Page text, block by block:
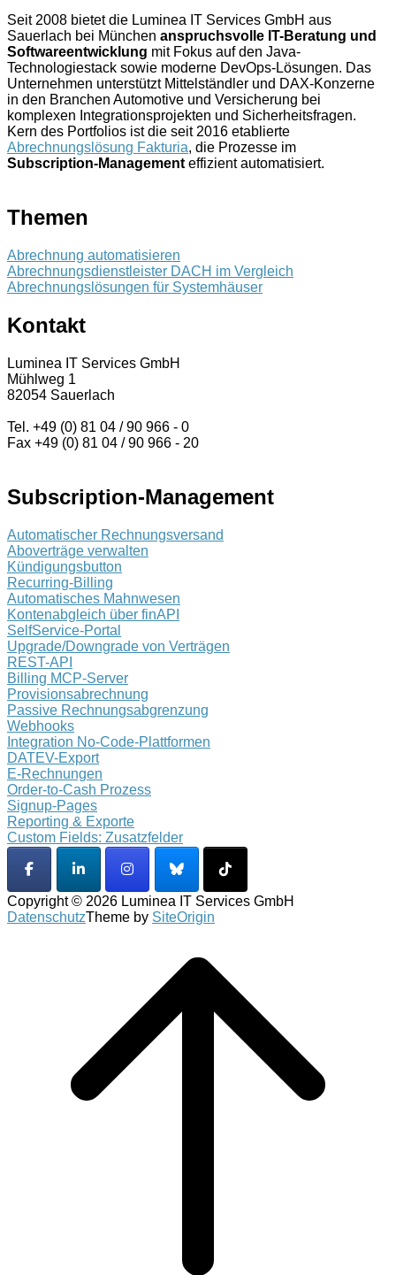
Seit 2008 bietet die Luminea IT Services GmbH aus
Sauerlach bei München anspruchsvolle IT-Beratung und
Softwareentwicklung mit Fokus auf den Java-
Technologiestack sowie moderne DevOps-Lösungen. Das
Unternehmen unterstützt Mittelständler und DAX-Konzerne
in den Branchen Automotive und Versicherung bei
komplexen Integrationsprojekten und Sicherheitsfragen.
Kern des Portfolios ist die seit 2016 etablierte
Abrechnungslösung Fakturia, die Prozesse im
Subscription-Managementeffizient automatisiert.
Themen
Abrechnung automatisieren
Abrechnungsdienstleister DACH im Vergleich
Abrechnungslösungen für Systemhäuser
Kontakt
Luminea IT Services GmbH
Mühlweg 1
82054 Sauerlach
Tel. +49 (0) 81 04 / 90 966 - 0
Fax +49 (0) 81 04 / 90 966 - 20
Subscription-Management
Automatischer Rechnungsversand
Aboverträge verwalten
Kündigungsbutton
Recurring-Billing
Automatisches Mahnwesen
Kontenabgleich über finAPI
SelfService-Portal
Upgrade/Downgrade von Verträgen
REST-API
Billing MCP-Server
Provisionsabrechnung
Passive Rechnungsabgrenzung
Webhooks
Integration No-Code-Plattformen
DATEV-Export
E-Rechnungen
Order-to-Cash Prozess
Signup-Pages
Reporting & Exporte
Custom Fields: Zusatzfelder
Copyright © 2026 Luminea IT Services GmbH
DatenschutzTheme by SiteOrigin